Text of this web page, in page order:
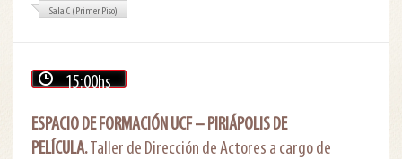
Sala C (Primer Piso)
15:00hs
ESPACIO DE FORMACIÓN UCF – PIRIÁPOLIS DE
PELÍCULA.Taller de Dirección de Actores a cargo de